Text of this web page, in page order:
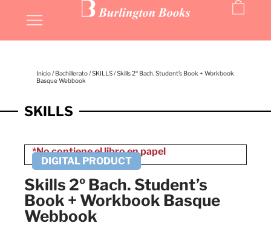
Inicio/ Bachillerato/SKILLS/ Skills 2º Bach. Student’s Book + Workbook
Basque Webbook
SKILLS
Skills 2º Bach. Student’s
Book + Workbook Basque
Webbook